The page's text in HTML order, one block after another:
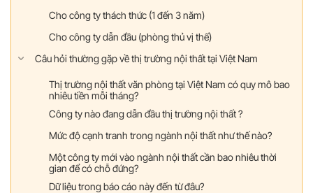
Cho công ty thách thức (1 đến 3 năm)
Cho công ty dẫn đầu (phòng thủ vị thế)
Câu hỏi thường gặp về thị trường nội thất tại Việt Nam
Thị trường nội thất văn phòng tại Việt Nam có quy mô bao
nhiêu tiền mỗi tháng?
Công ty nào đang dẫn đầu thị trường nội thất ?
Mức độ cạnh tranh trong ngành nội thất như thế nào?
Một công ty mới vào ngành nội thất cần bao nhiêu thời
gian để có chỗ đứng?
Dữ liệu trong báo cáo này đến từ đâu?